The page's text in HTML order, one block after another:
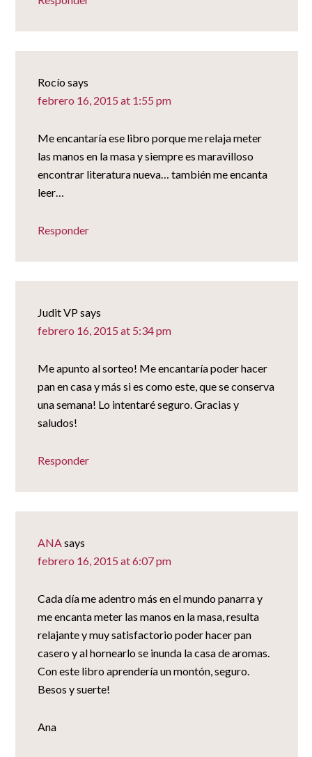
Rocíosays
febrero 16, 2015 at 1:55 pm
Me encantaría ese libro porque me relaja meter
las manos en la masa y siempre es maravilloso
encontrar literatura nueva… también me encanta
leer…
Responder
Judit VPsays
febrero 16, 2015 at 5:34 pm
Me apunto al sorteo! Me encantaría poder hacer
pan en casa y más si es como este, que se conserva
una semana! Lo intentaré seguro. Gracias y
saludos!
Responder
ANAsays
febrero 16, 2015 at 6:07 pm
Cada día me adentro más en el mundo panarra y
me encanta meter las manos en la masa, resulta
relajante y muy satisfactorio poder hacer pan
casero y al hornearlo se inunda la casa de aromas.
Con este libro aprendería un montón, seguro.
Besos y suerte!
Ana